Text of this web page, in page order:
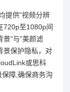
提供"视频分辨
720p至1080p间
景"与"美颜滤
景保护隐私，对
或思科
障,确保商务沟